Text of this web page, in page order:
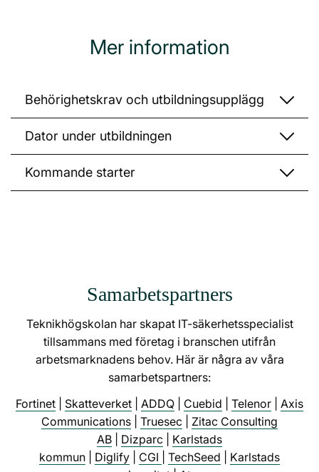
Mer information
Behörighetskrav och utbildningsupplägg
Dator under utbildningen
Kommande starter
Samarbetspartners
Teknikhögskolan har skapat IT-säkerhetsspecialist
tillsammans med företag i branschen utifrån
arbetsmarknadens behov. Här är några av våra
samarbetspartners:
Fortinet
Skatteverket ADDQ Cuebid Telenor
Axis
Communications
Truesec
Zitac Consulting
AB
Dizparc
Karlstads
kommun
Diglify CGI TechSeed
Karlstads